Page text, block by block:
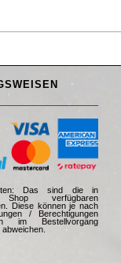
Das sind die in
verfügbaren
Diese können je nach
/ Berechtigungen
im Bestellvorgang